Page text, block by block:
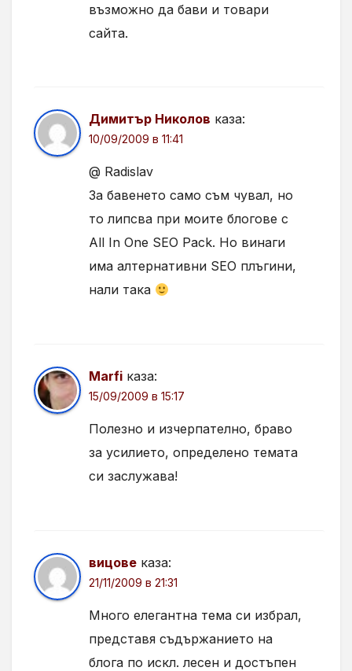
възможно да бави и товари
сайта.
Димитър Николов каза:
10/09/2009 в 11:41
@ Radislav
За бавенето само съм чувал, но
то липсва при моите блогове с
All In One SEO Pack. Но винаги
има алтернативни SEO плъгини,
нали така
Marfi каза:
15/09/2009 в 15:17
Полезно и изчерпателно, браво
за усилието, определено темата
си заслужава!
вицове каза:
21/11/2009 в 21:31
Много елегантна тема си избрал,
представя съдържанието на
блога по искл. лесен и достъпен